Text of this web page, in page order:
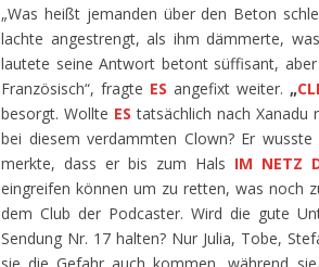
„Was heißt jemanden über den Beton
lachte angestrengt, als ihm dämmerte, was
lautete seine Antwort betont süffisant,
Französisch“, fragte ES angefixt weiter. „
besorgt. Wollte ES tatsächlich nach Xanadu
bei diesem verdammten Clown? Er
merkte, dass er bis zum Hals IM NETZ
eingreifen können um zu retten, was noch
dem Club der Podcaster. Wird die gute
Sendung Nr. 17 halten? Nur Julia, Tobe,